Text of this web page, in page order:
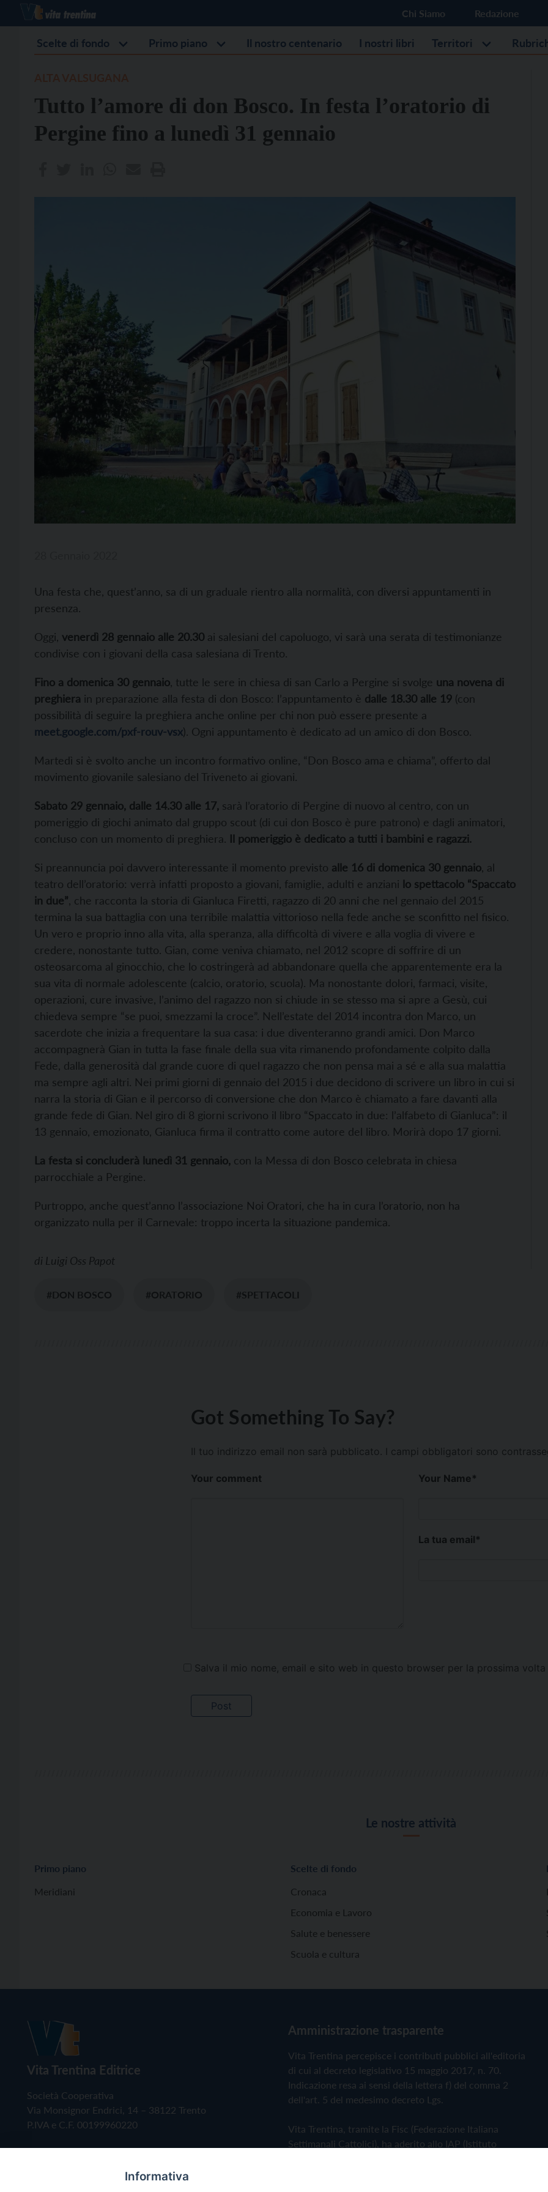
Chi Siamo Redazione
Scelte di fondo Primo piano Il nostro centenario I nostri libri Territori
Tutto l’amore di don Bosco. In festa l’oratorio di
Pergine fino a lunedì 31 gennaio
Una festa che, quest’anno, sa di un graduale rientro alla normalità, con diversi appuntamenti in
presenza.
Oggi, venerdì 28 gennaio alle 20.30 ai salesiani del capoluogo, vi sarà una serata di testimonianze
condivise con i giovani della casa salesiana di Trento.
Fino a domenica 30 gennaio , tutte le sere in chiesa di san Carlo a Pergine si svolge una novena di
preghiera in preparazione alla festa di don Bosco: l’appuntamento è dalle 18.30 alle 19 (con
possibilità di seguire la preghiera anche online per chi non può essere presente a
meet.google.com/pxf-rouv-vsx). Ogni appuntamento è dedicato ad un amico di don Bosco.
Martedì si è svolto anche un incontro formativo online, “Don Bosco ama e chiama”, offerto dal
movimento giovanile salesiano del Triveneto ai giovani.
Sabato 29 gennaio, dalle 14.30 alle 17, sarà l’oratorio di Pergine di nuovo al centro, con un
pomeriggio di giochi animato dal gruppo scout (di cui don Bosco è pure patrono) e dagli animatori,
concluso con un momento di preghiera. Il pomeriggio è dedicato a tutti i bambini e ragazzi.
Si preannuncia poi davvero interessante il momento previsto alle 16 di domenica 30 gennaio , al
teatro dell’oratorio: verrà infatti proposto a giovani, famiglie, adulti e anziani lo spettacolo “Spaccato
in due” , che racconta la storia di Gianluca Firetti, ragazzo di 20 anni che nel gennaio del 2015
termina la sua battaglia con una terribile malattia vittorioso nella fede anche se sconfitto nel fisico.
Un vero e proprio inno alla vita, alla speranza, alla difficoltà di vivere e alla voglia di vivere e
credere, nonostante tutto. Gian, come veniva chiamato, nel 2012 scopre di soffrire di un
osteosarcoma al ginocchio, che lo costringerà ad abbandonare quella che apparentemente era la
sua vita di normale adolescente (calcio, oratorio, scuola). Ma nonostante dolori, farmaci, visite,
operazioni, cure invasive, l’animo del ragazzo non si chiude in se stesso ma si apre a Gesù, cui
chiedeva sempre “se puoi, smezzami la croce”. Nell’estate del 2014 incontra don Marco, un
sacerdote che inizia a frequentare la sua casa: i due diventeranno grandi amici. Don Marco
accompagnerà Gian in tutta la fase finale della sua vita rimanendo profondamente colpito dalla
Fede, dalla generosità dal grande cuore di quel ragazzo che non pensa mai a sé e alla sua malattia
ma sempre agli altri. Nei primi giorni di gennaio del 2015 i due decidono di scrivere un libro in cui si
narra la storia di Gian e il percorso di conversione che don Marco è chiamato a fare davanti alla
grande fede di Gian. Nel giro di 8 giorni scrivono il libro “Spaccato in due: l’alfabeto di Gianluca”: il
13 gennaio, emozionato, Gianluca firma il contratto come autore del libro. Morirà dopo 17 giorni.
La festa si concluderà lunedì 31 gennaio, con la Messa di don Bosco celebrata in chiesa
parrocchiale a Pergine.
Purtroppo, anche quest’anno l’associazione Noi Oratori, che ha in cura l’oratorio, non ha
organizzato nulla per il Carnevale: troppo incerta la situazione pandemica.
di Luigi Oss Papot
#DON BOSCO #ORATORIO #SPETTACOLI
Got Something To Say?
Il tuo indirizzo email non sarà pubblicato. I campi obbligatori sono
Your comment Your Name*
La tua email*
Salva il mio nome, email e sito web in questo browser per la prossima
Le nostre attività
Primo piano
Meridiani
Scelte di fondo
Cronaca
Economia e Lavoro
Salute e benessere
Scuola e cultura
Vita Trentina Editrice
Società Cooperativa
Via Monsignor Endrici, 14 – 38122 Trento
P.IVA e C.F. 00199960220
Amministrazione trasparente
Vita Trentina percepisce i contributi pubblici all'editoria
di cui al decreto legislativo 15 maggio 2017, n. 70.
Indicazione resa ai sensi della lettera f) del comma 2
dell'art. 5 del medesimo decreto Lgs.
Vita Trentina, tramite la Fisc (Federazione Italiana
Settimanali Cattolici), ha aderito allo IAP (Istituto
Informativa